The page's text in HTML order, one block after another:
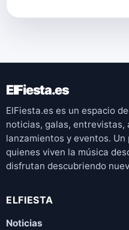
ElFiesta.es
ElFiesta.es es un espacio
noticias, galas,
lanzamientos y eventos.
quienes viven la música
disfrutan descubriendo
ELFIESTA
Noticias